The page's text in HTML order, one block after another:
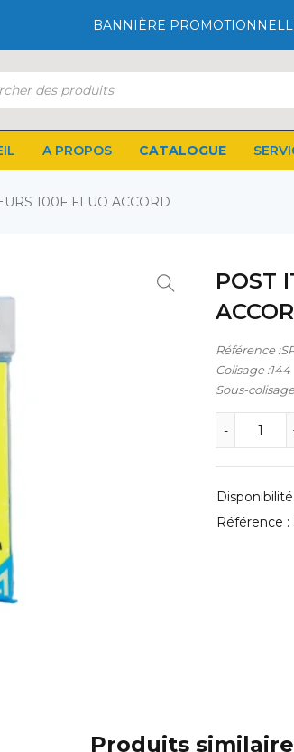
BANNIÈRE
A PROPOS CATALOGUE
100F FLUO ACCORD
POST
Référence
Colisage :144
Sous-
Disponibilité
Référence :
Produits